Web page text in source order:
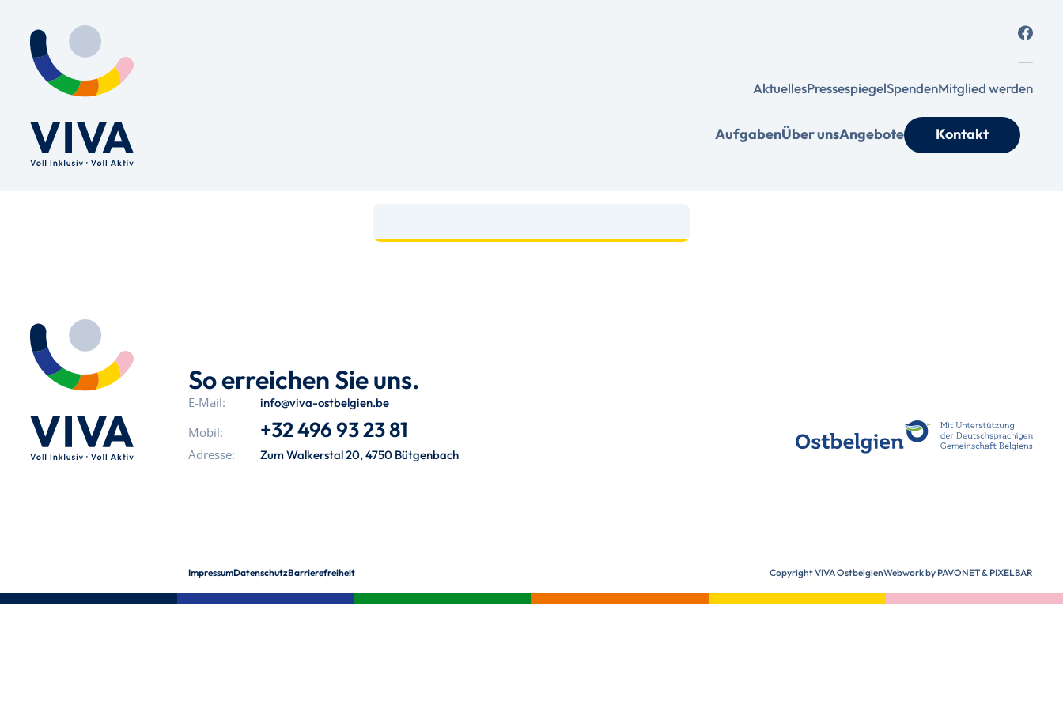
AktuellesPressespiegelSpendenMitglied werden
AufgabenÜber unsAngebote Kontakt
So erreichen Sie uns.
E-Mail: info@viva-ostbelgien.be
Mobil: +32 496 93 23 81
Adresse: Zum Walkerstal 20, 4750 Bütgenbach
ImpressumDatenschutzBarrierefreiheit Copyright VIVA OstbelgienWebwork by PAVONET& PIXELBAR